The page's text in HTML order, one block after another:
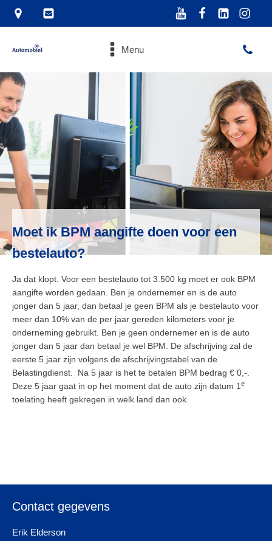
Menu
Moet ik BPM aangifte doen voor een
bestelauto?
Ja dat klopt. Voor een bestelauto tot 3.500 kg moet er ook BPM
aangifte worden gedaan. Ben je ondernemer en is de auto
jonger dan 5 jaar, dan betaal je geen BPM als je bestelauto voor
meer dan 10% van de per jaar gereden kilometers voor je
onderneming gebruikt. Ben je geen ondernemer en is de auto
jonger dan 5 jaar dan betaal je wel BPM. De afschrijving zal de
eerste 5 jaar zijn volgens de afschrijvingstabel van de
Belastingdienst. Na 5 jaar is het te betalen BPM bedrag € 0,-.
Deze 5 jaar gaat in op het moment dat de auto zijn datum 1 e
toelating heeft gekregen in welk land dan ook.
Contact gegevens
Erik Elderson